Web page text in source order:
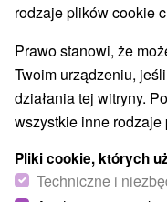
Wsie i miasta
dla dwojga
WSZYSTKO
rodzaje plików cookie
Prawo stanowi, że
Twoim urządzeniu,
działania tej witryny.
wszystkie inne rodzaje
Pliki cookie, których
Techniczne i